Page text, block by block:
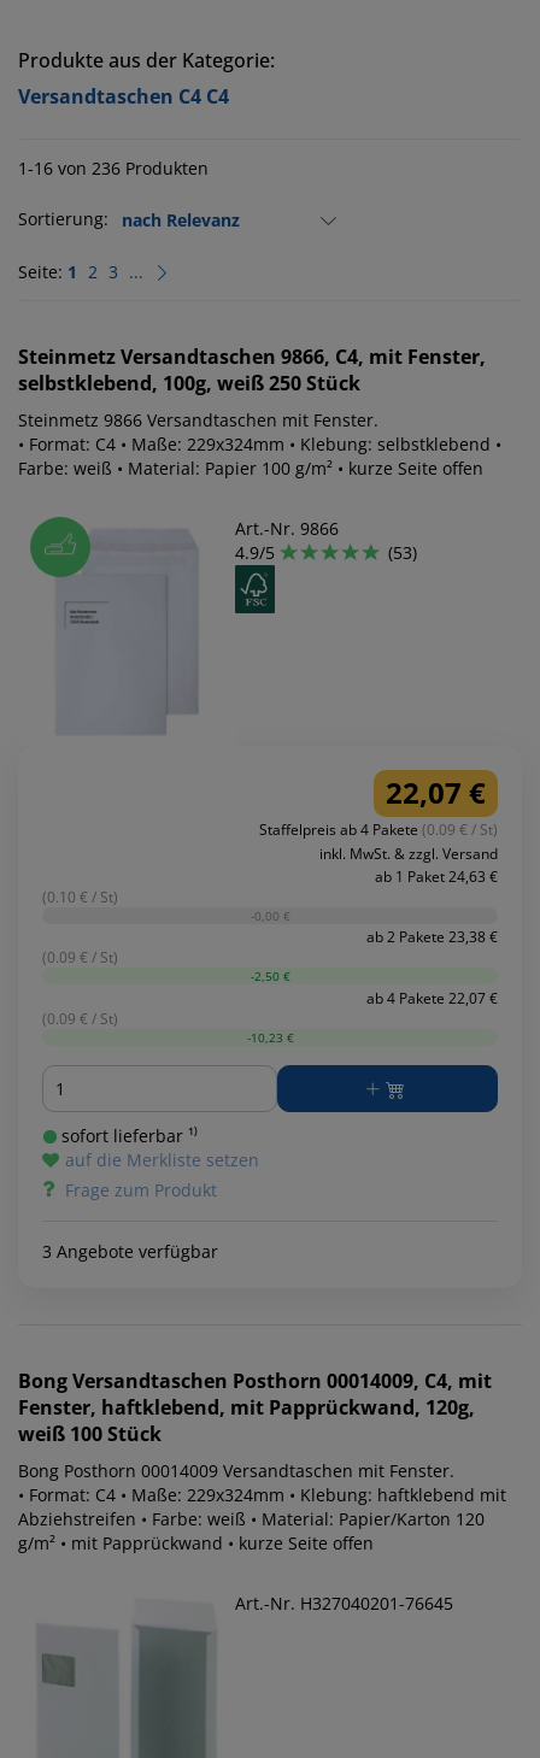
Produkte aus der Kategorie:
Versandtaschen C4 C4
1-16 von 236 Produkten
Sortierung:
Seite: 1 2 3 ...
SteinmetzVersandtaschen 9866, C4, mit Fenster,
selbstklebend, 100g, weiß 250 Stück
Steinmetz 9866 Versandtaschen mit Fenster.
• Format: C4 • Maße: 229x324mm • Klebung: selbstklebend •
Farbe: weiß • Material: Papier 100 g/m² • kurze Seite offen
Art.-Nr. 9866
4.9/5
(53)
22,07 €
Staffelpreis ab 4 Pakete (0.09 € / St)
inkl. MwSt. & zzgl. Versand
ab 1 Paket 24,63 €
(0.10 € / St)
-0,00 €
ab 2 Pakete 23,38 €
(0.09 € / St)
-2,50 €
ab 4 Pakete 22,07 €
(0.09 € / St)
-10,23 €
Menge
sofort lieferbar ¹⁾
auf die Merkliste setzen
Frage zum Produkt
3 Angebote verfügbar
BongVersandtaschen Posthorn 00014009, C4, mit
Fenster, haftklebend, mit Papprückwand, 120g,
weiß 100 Stück
Bong Posthorn 00014009 Versandtaschen mit Fenster.
• Format: C4 • Maße: 229x324mm • Klebung: haftklebend mit
Abziehstreifen • Farbe: weiß • Material: Papier/Karton 120
g/m² • mit Papprückwand • kurze Seite offen
Art.-Nr. H327040201-76645